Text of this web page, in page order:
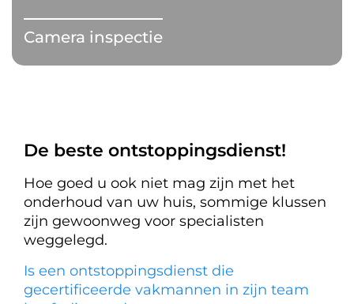
Camera inspectie
De beste ontstoppingsdienst!
Hoe goed u ook niet mag zijn met het
onderhoud van uw huis, sommige klussen
zijn gewoonweg voor specialisten
weggelegd.
Is een ontstoppingsdienst die
gecertificeerde vakmannen in zijn team